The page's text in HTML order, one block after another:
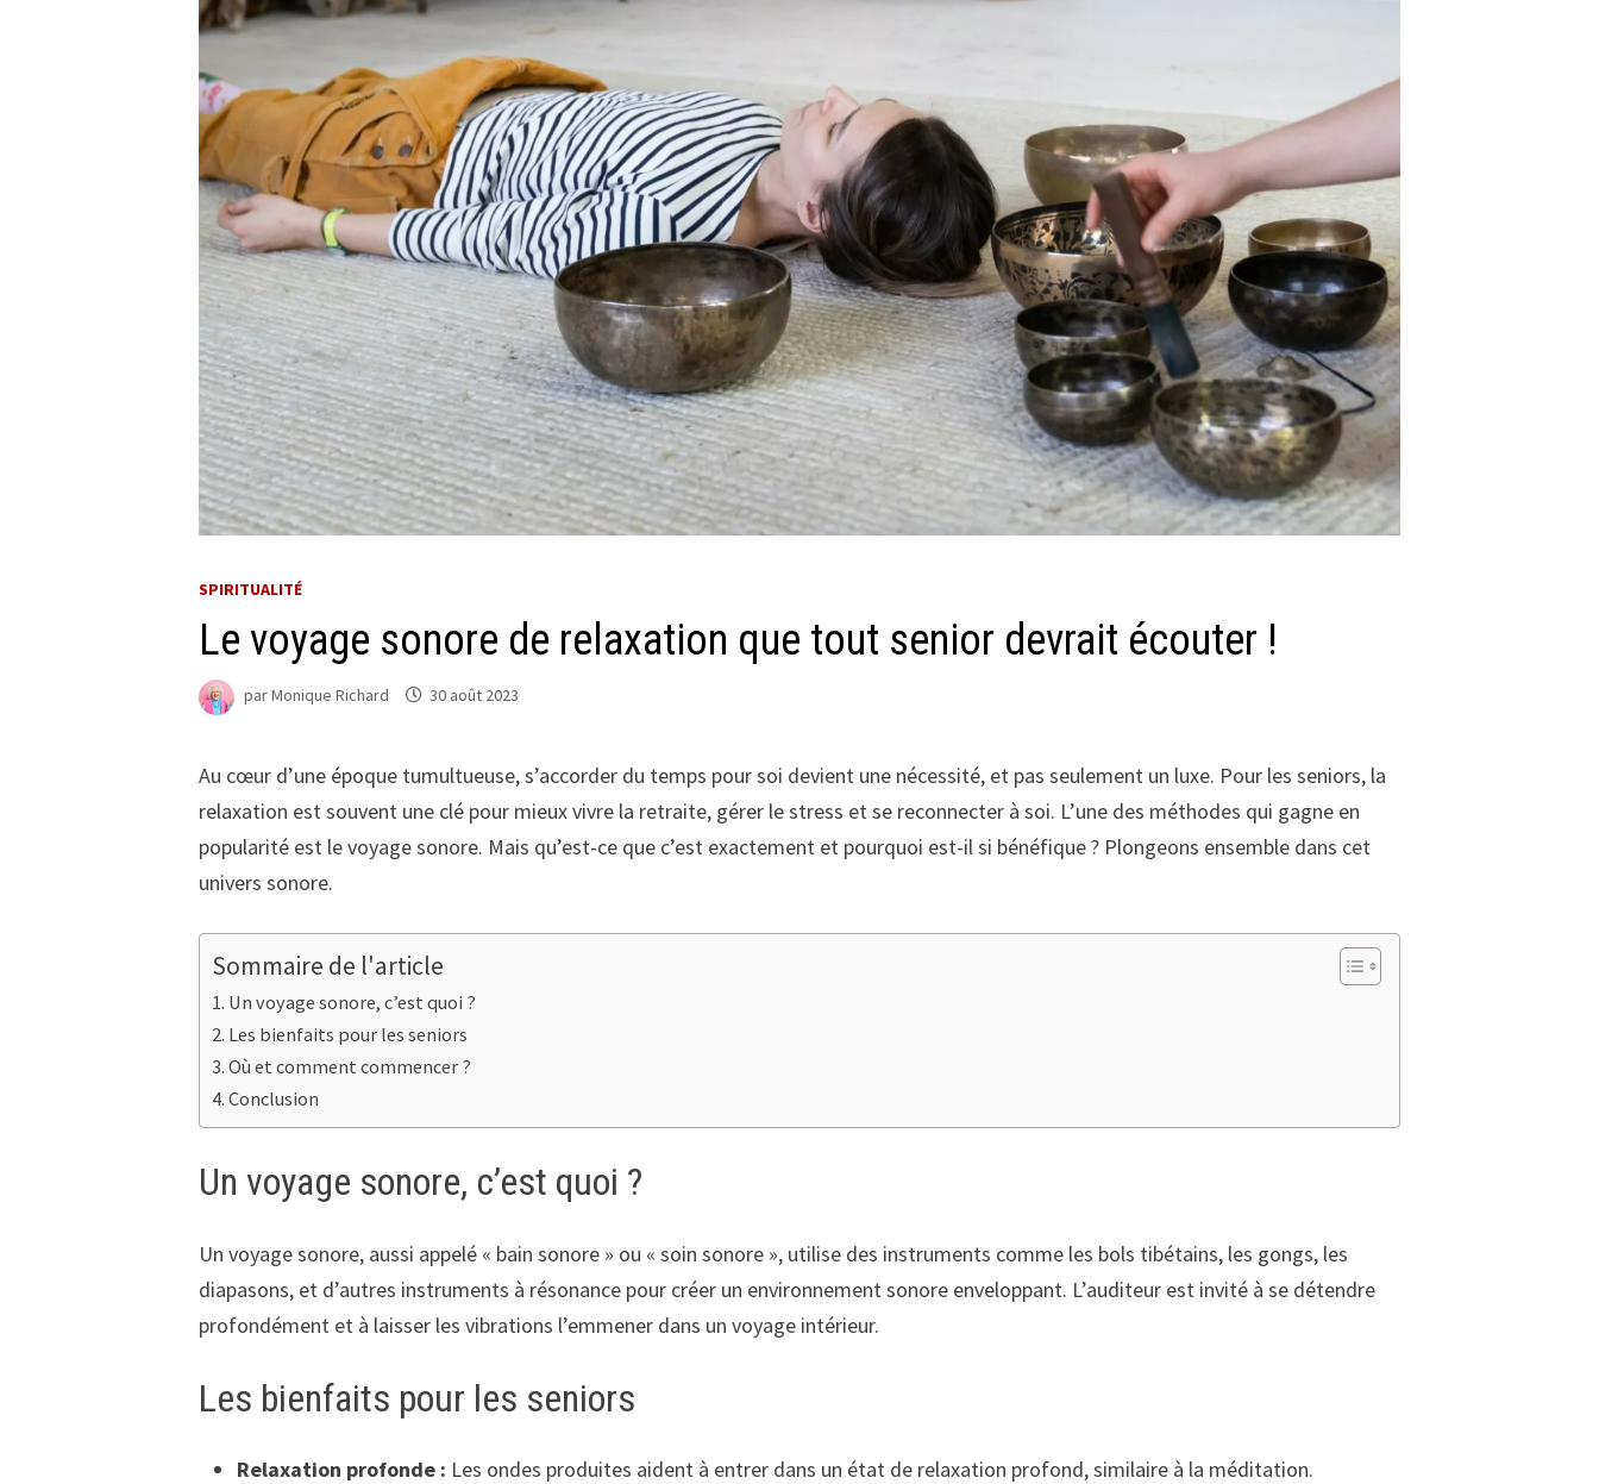
SPIRITUALITÉ
Le voyage sonore de relaxation que tout senior devrait écouter !
parMonique Richard 30 août 2023
Au cœur d’une époque tumultueuse, s’accorder du temps pour soi devient une nécessité, et pas seulement un luxe. Pour les seniors, la
relaxation est souvent une clé pour mieux vivre la retraite, gérer le stress et se reconnecter à soi. L’une des méthodes qui gagne en
popularité est le voyage sonore. Mais qu’est-ce que c’est exactement et pourquoi est-il si bénéfique ? Plongeons ensemble dans cet
univers sonore.
Sommaire de l'article
Un voyage sonore, c’est quoi ?
Les bienfaits pour les seniors
Où et comment commencer ?
Conclusion
Un voyage sonore, c’est quoi ?
Un voyage sonore, aussi appelé « bain sonore » ou « soin sonore », utilise des instruments comme les bols tibétains, les gongs, les
diapasons, et d’autres instruments à résonance pour créer un environnement sonore enveloppant. L’auditeur est invité à se détendre
profondément et à laisser les vibrations l’emmener dans un voyage intérieur.
Les bienfaits pour les seniors
Relaxation profonde : Les ondes produites aident à entrer dans un état de relaxation profond, similaire à la méditation.